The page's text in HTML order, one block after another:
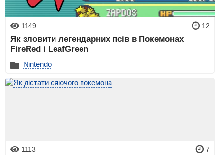
1149 12
Як зловити легендарних псів в Покемонах
FireRed і LeafGreen
Nintendo
1113 7